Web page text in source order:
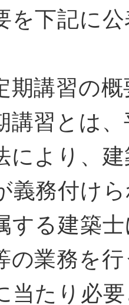
を下記に
期講習の
講習とは
により、
義務付け
する建築
の業務を
当たり必